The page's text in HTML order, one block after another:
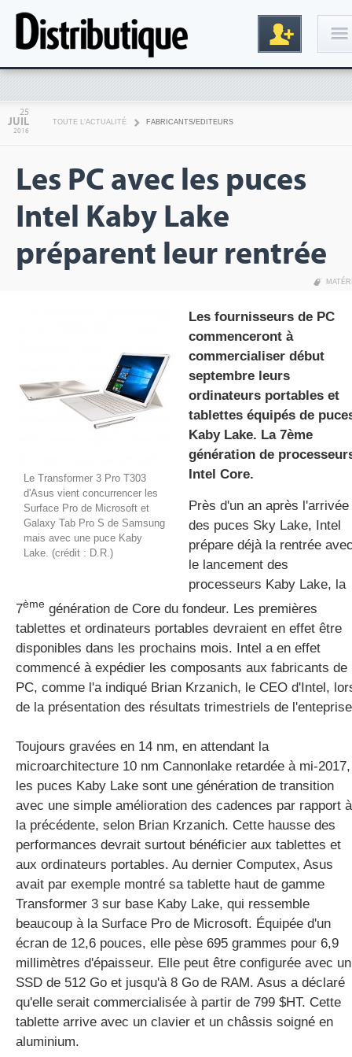
Inscription
gratuite
25
JUIL
2016
TOUTE L'ACTUALITÉ FABRICANTS/EDITEURS
Les PC avec les puces
Intel Kaby Lake
préparent leur rentrée
Le Transformer 3 Pro T303
d'Asus vient concurrencer les
Surface Pro de Microsoft et
Galaxy Tab Pro S de Samsung
mais avec une puce Kaby
Lake. (crédit : D.R.)
Les fournisseurs de PC
commenceront à
commercialiser début
septembre leurs
ordinateurs portables et
tablettes équipés de
Kaby Lake. La 7ème
génération de
Intel Core.
Près d'un an après l'arrivée
des puces Sky Lake, Intel
prépare déjà la rentrée
le lancement des
processeurs Kaby Lake, la
7ème génération de Core du fondeur. Les premières
tablettes et ordinateurs portables devraient en effet être
disponibles dans les prochains mois. Intel a en effet
commencé à expédier les composants aux fabricants de
PC, comme l'a indiqué Brian Krzanich, le CEO d'Intel,
de la présentation des résultats trimestriels de
Toujours gravées en 14 nm, en attendant la
microarchitecture 10 nm Cannonlake retardée à mi-2017,
les puces Kaby Lake sont une génération de transition
avec une simple amélioration des cadences par rapport à
la précédente, selon Brian Krzanich. Cette hausse des
performances devrait surtout bénéficier aux tablettes et
aux ordinateurs portables. Au dernier Computex, Asus
avait par exemple montré sa tablette haut de gamme
Transformer 3 sur base Kaby Lake, qui ressemble
beaucoup à la Surface Pro de Microsoft. Équipée d'un
écran de 12,6 pouces, elle pèse 695 grammes pour 6,9
millimètres d'épaisseur. Elle peut être configurée avec un
SSD de 512 Go et jusqu'à 8 Go de RAM. Asus a déclaré
qu'elle serait commercialisée à partir de 799 $HT. Cette
tablette arrive avec un clavier et un châssis soigné en
aluminium.